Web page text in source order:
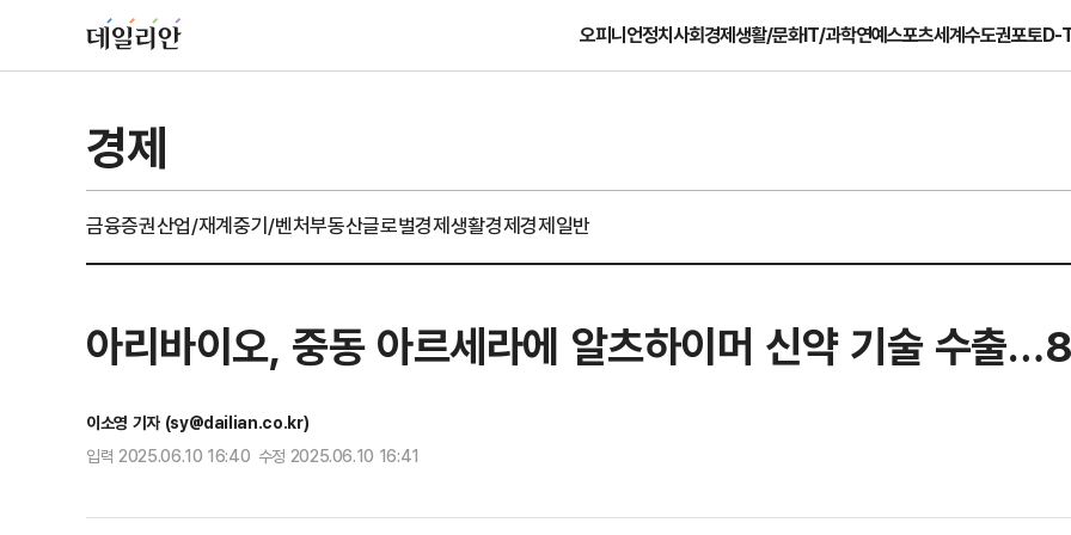
오피니언정치사회경제생활/문화IT/과학연예스포츠세계수도권포토D-
경제
금융증권산업/재계중기/벤처부동산글로벌경제생활경제경제일반
아리바이오, 중동 아르세라에 알츠하이머 신약 기술 수출
이소영 기자 (sy@dailian.co.kr)
입력 2025.06.10 16:40 수정 2025.06.10 16:41